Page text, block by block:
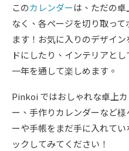
このカレンダーは、ただの
なく、各ページを切り取っ
ます！お気に入りのデザイ
ドにしたり、インテリアと
一年を通して楽しめます。
Pinkoi ではおしゃれな卓上
ー、手作りカレンダーなど
ーや手帳をまだ手に入れて
ックしてみてください！